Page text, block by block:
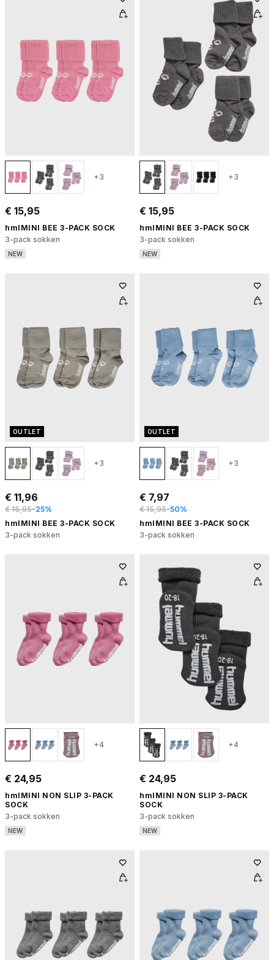
+3
€ 15,95
hmlMINI BEE 3-PACK SOCK
3-pack sokken
NEW
+3
€ 15,95
hmlMINI BEE 3-PACK SOCK
3-pack sokken
NEW
OUTLET
+3
€ 11,96
€ 15,95-25%
hmlMINI BEE 3-PACK SOCK
3-pack sokken
OUTLET
+3
€ 7,97
€ 15,95-50%
hmlMINI BEE 3-PACK SOCK
3-pack sokken
+4
€ 24,95
hmlMINI NON SLIP 3-PACK
SOCK
3-pack sokken
NEW
+4
€ 24,95
hmlMINI NON SLIP 3-PACK
SOCK
3-pack sokken
NEW